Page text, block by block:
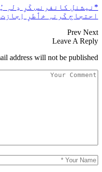
*نیشنل کانفرنس کَرِ دِلہِ
احتجاج کَرنہِ خٲطرٕ
Prev Next
Leave A Reply
address will not be published.